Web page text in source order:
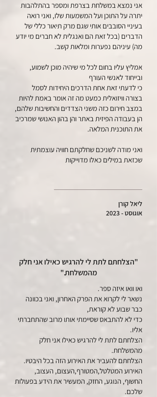
אני נמצא במשלחת בצרפת ומספר בהתלהבות
יתרה על התוכן ועל המשמעות שלו, ואני רואה
בעיניי הסובבים אותי שגם מרק תיאור כללי של
הדברים (בכל זאת הם ואנגלית לא חברים מי יודע
מה) עיניהם נפערות ומלאות קשב.
אמליץ עליו בחום לכל מי שיהיה מוכן לשמוע,
ובייחוד לאנשי העורף
כי לדעתי זאת אחת הדרכים היחידות לסמל
בצורה וויזואלית כמעט מה זה אומר באמת להיות
במצב חירום כזה משני הצדדים והחשיבות שלהם,
הן בעבודה הפיזית באתר והן בהון האנושי שמרכיב
את התוכנית המלאה.
ואני מודה לשניכם שחלקתם חוויה עוצמתית
שכזאת במילים כאלו מדוייקות
ליאל קורן
אוגוסט - 2023
"הצלחתם לתת לי להרגיש כאילו אני חלק
מהמשלחת."
ואו וואו איזה ספר.
נשאר לי לקרוא את הפרק האחרון, ואני בכוונה
כבר שבוע לא קוראת,
כדי לא להתבאס שסיימתי אותו מרוב שהתחברתי
אליו.
הצלחתם לתת לי להרגיש כאילו אני חלק
מהמשלחת.
הצלחתם להעביר את האירוע הזה בכל היבטיו.
האירוע המטלטל,המטורף,העצום, העצוב,
החשוף, הנוגע, החזק, המעשיר את הידע בפעולות
שלכם.